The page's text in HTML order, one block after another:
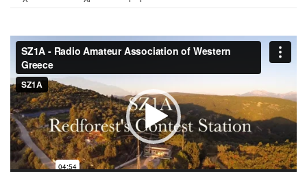
Πρόγραμμα
Αναπαραγωγής
Βίντεο